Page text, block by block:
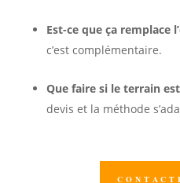
Est-ce que ça remplace
c’est complémentaire.
Que faire si le terrain
devis et la méthode